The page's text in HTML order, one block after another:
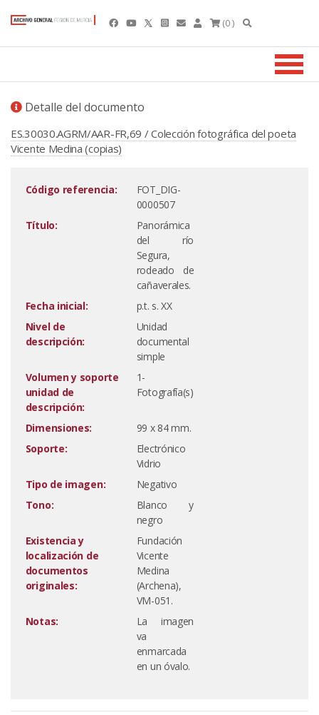
(0 )
Detalle del documento
ES.30030.AGRM/AAR-FR,69 / Colección fotográfica del poeta
Vicente Medina (copias)
Código referencia:
FOT_DIG-
0000507
Título:
Panorámica
del río
Segura,
rodeado de
cañaverales.
Fecha inicial:
p.t. s. XX
Nivel de
descripción:
Unidad
documental
simple
Volumen y soporte
unidad de
descripción:
1-
Fotografía(s)
Dimensiones:
99 x 84 mm.
Soporte:
Electrónico
Vidrio
Tipo de imagen:
Negativo
Tono:
Blanco y
negro
Existencia y
localización de
documentos
originales:
Fundación
Vicente
Medina
(Archena),
VM-051.
Notas:
La imagen
va
enmarcada
en un óvalo.